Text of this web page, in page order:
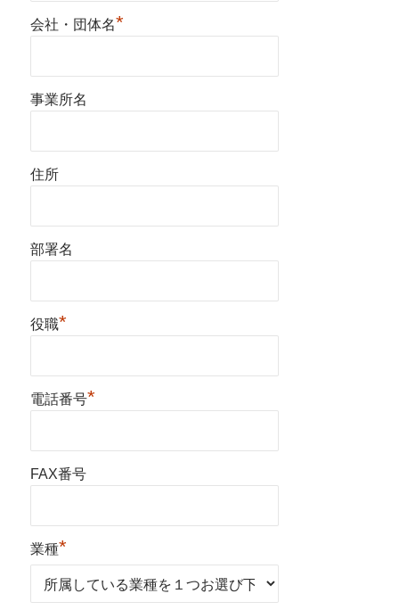
会社・団体名*
事業所名
住所
部署名
役職*
電話番号*
FAX番号
業種*